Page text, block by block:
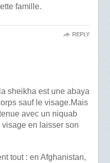
famille.
sheikha est une abaya
sauf le visage.Mais
avec un niquab
en laisser son
tout : en Afghanistan,
REPLY